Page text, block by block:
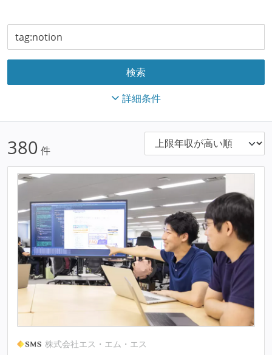
詳細条件
380 件
株式会社エス・エム・エス